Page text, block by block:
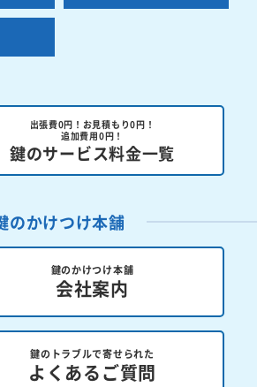
出張費0円！お見積もり0円！
追加費用0円！
鍵のサービス料金一覧
のかけつけ本舗
鍵のかけつけ本舗
会社案内
鍵のトラブルで寄せられた
よくあるご質問